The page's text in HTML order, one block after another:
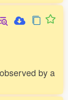
by a